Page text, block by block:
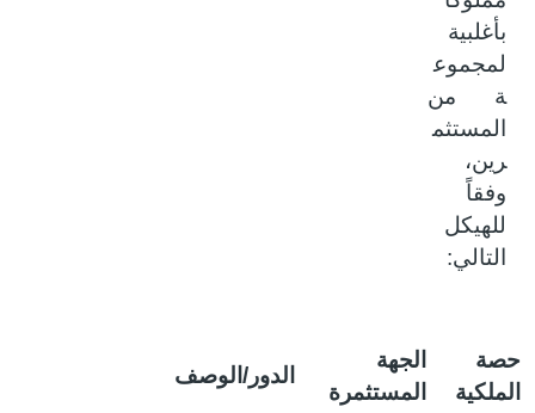
بأغلبية
لمجموع
ة من
المستثم
رين،
وفقاً
للهيكل
التالي:
الجهة
المستثمرة
الدور/الوصف